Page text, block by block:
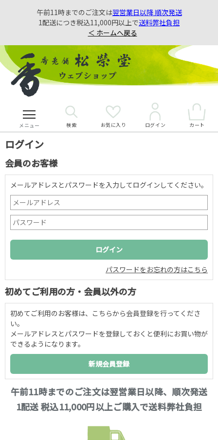
午前11時までのご注文は翌営業日以降 順次発送
1配送につき税込11,000円以上で送料弊社負担
＜ ホームへ戻る
メニュー 検索 お気に入り ログイン カート
ログイン
会員のお客様
メールアドレスとパスワードを入力してログインしてください。
パスワードをお忘れの方はこちら
初めてご利用の方・会員以外の方
初めてご利用のお客様は、こちらから会員登録を行ってくださ
い。
メールアドレスとパスワードを登録しておくと便利にお買い物が
できるようになります。
午前11時までのご注文は翌営業日以降、順次発送
1配送 税込11,000円以上ご購入で送料弊社負担